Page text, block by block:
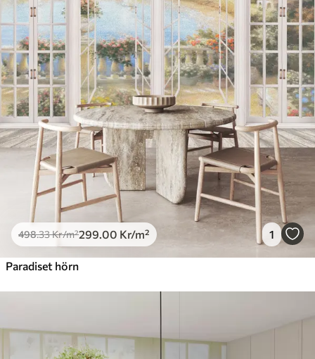
498.33Kr/m²299 .00 Kr/m² 1
Paradiset hörn